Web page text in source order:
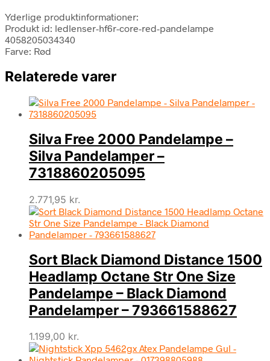
Yderlige produktinformationer:
Produkt id: ledlenser-hf6r-core-red-pandelampe
4058205034340
Farve: Rød
Relaterede varer
Silva Free 2000 Pandelampe –
Silva Pandelamper –
7318860205095
2.771,95 kr.
Sort Black Diamond Distance 1500
Headlamp Octane Str One Size
Pandelampe – Black Diamond
Pandelamper – 793661588627
1.199,00 kr.